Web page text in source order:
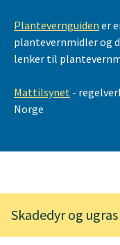
Plantevernguiden er
plantevernmidler og
lenker til
Mattilsynet -
Norge
Skadedyr og